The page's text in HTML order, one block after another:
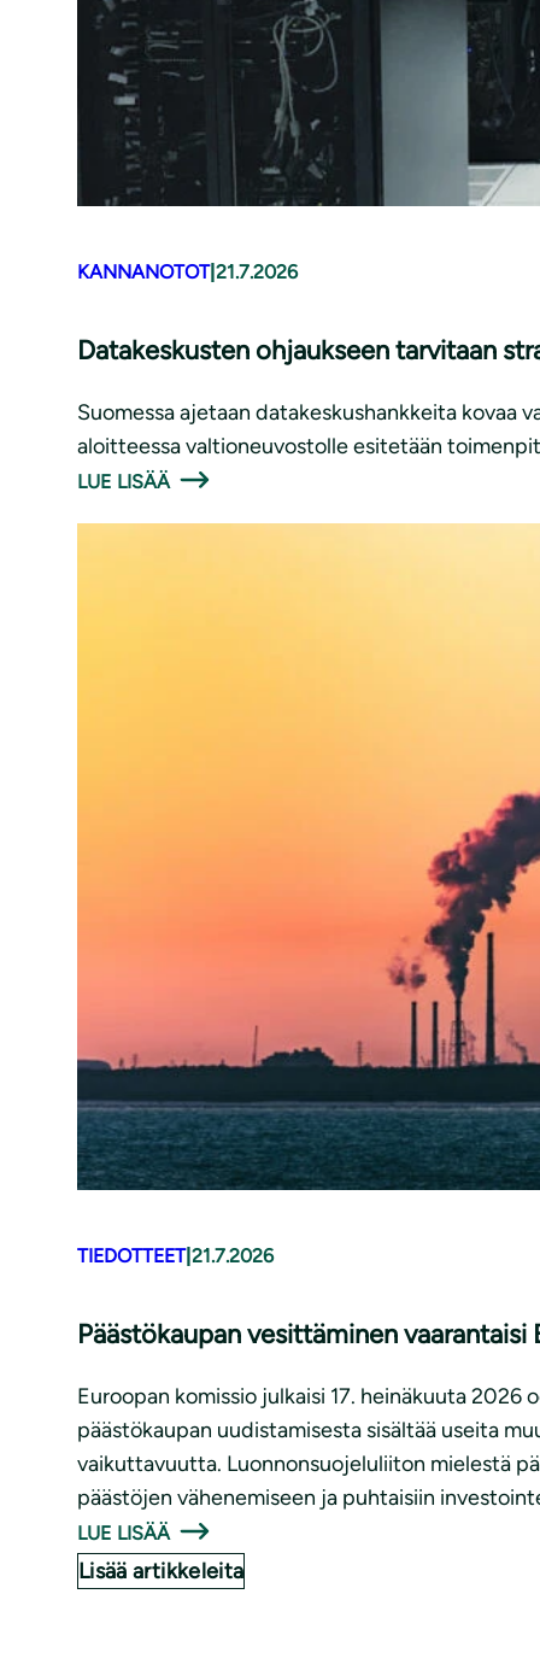
KANNANOTOT| 21.7.2026
Datakeskusten ohjaukseen tarvitaan
Suomessa ajetaan datakeskushankkeita kovaa
aloitteessa valtioneuvostolle esitetään
LUE LISÄÄ
TIEDOTTEET| 21.7.2026
Päästökaupan vesittäminen
Euroopan komissio julkaisi 17. heinäkuuta
päästökaupan uudistamisesta sisältää useita
vaikuttavuutta. Luonnonsuojeluliiton mielestä
päästöjen vähenemiseen ja puhtaisiin
LUE LISÄÄ
Lisää artikkeleita